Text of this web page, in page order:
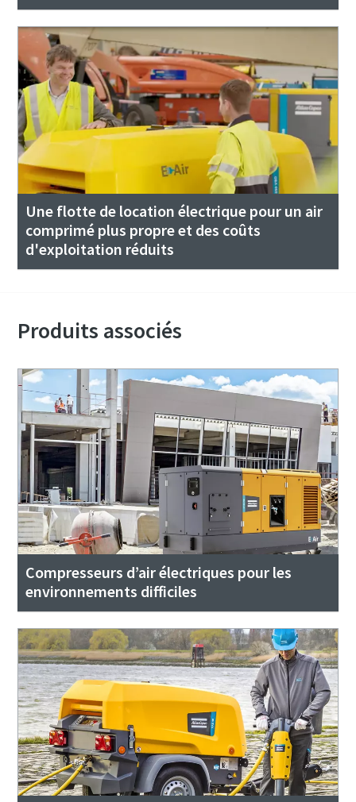
Une flotte de location électrique pour un air
comprimé plus propre et des coûts
d'exploitation réduits
Produits associés
Compresseurs d’air électriques pour les
environnements difficiles